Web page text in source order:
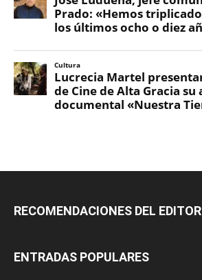
RECOMENDACIONES DEL EDITOR
ENTRADAS POPULARES